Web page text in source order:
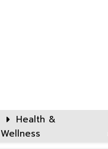
Health &
Wellness